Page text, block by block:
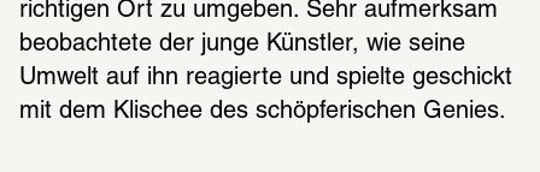
richtigen Ort zu umgeben. Sehr aufmerksam
beobachtete der junge Künstler, wie seine
Umwelt auf ihn reagierte und spielte geschickt
mit dem Klischee des schöpferischen Genies.